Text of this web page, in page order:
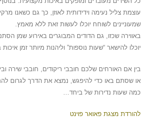
עוצמת צליל נעימה וידידותית לאוזן, כך גם כשאנו
שמעוניינים לשוחח יוכלו לעשות זאת ללא מאמץ.
באווירה שכזו, גם הדודים המבוגרים באירוע שמן
יוכלו להישאר “שעות נוספות” וליהנות מיותר זמן
בין אם האורחים שלכם חובבי ריקודים, חובבי שירה
או שסתם באו כדי להיפגש, נמצא את הדרך לגרום
כמה שעות נדירות של ביחד…
להורדת מצגת פאואר פוינט